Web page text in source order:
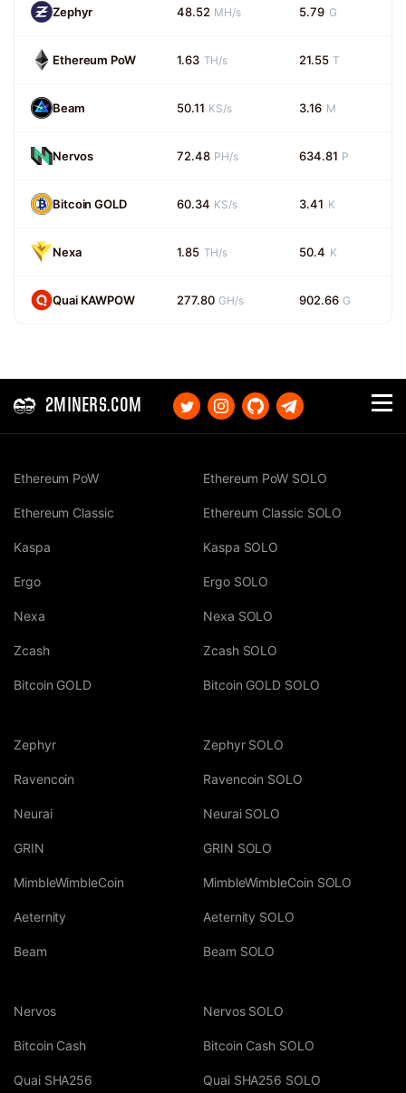
Zephyr 48.52 MH/s 5.79 G
Ethereum PoW 1.63 TH/s 21.55 T
Beam 50.11 KS/s 3.16 M
Nervos 72.48 PH/s 634.81 P
Bitcoin GOLD 60.34 KS/s 3.41 K
Nexa 1.85 TH/s 50.4 K
Quai KAWPOW 277.80 GH/s 902.66 G
2MINERS.COM
Ethereum PoW
Ethereum Classic
Kaspa
Ergo
Nexa
Zcash
Bitcoin GOLD
Ethereum PoW SOLO
Ethereum Classic SOLO
Kaspa SOLO
Ergo SOLO
Nexa SOLO
Zcash SOLO
Bitcoin GOLD SOLO
Zephyr
Ravencoin
Neurai
GRIN
MimbleWimbleCoin
Aeternity
Beam
Zephyr SOLO
Ravencoin SOLO
Neurai SOLO
GRIN SOLO
MimbleWimbleCoin SOLO
Aeternity SOLO
Beam SOLO
Nervos
Bitcoin Cash
Quai SHA256
Nervos SOLO
Bitcoin Cash SOLO
Quai SHA256 SOLO